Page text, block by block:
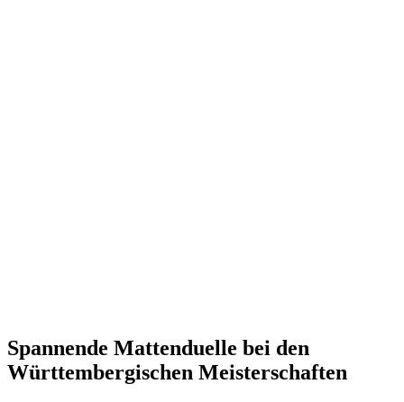
Spannende Mattenduelle bei den
Württembergischen Meisterschaften